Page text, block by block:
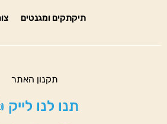
תיקתקים ומגנטים
תקנון האתר
תנו לנו לייק